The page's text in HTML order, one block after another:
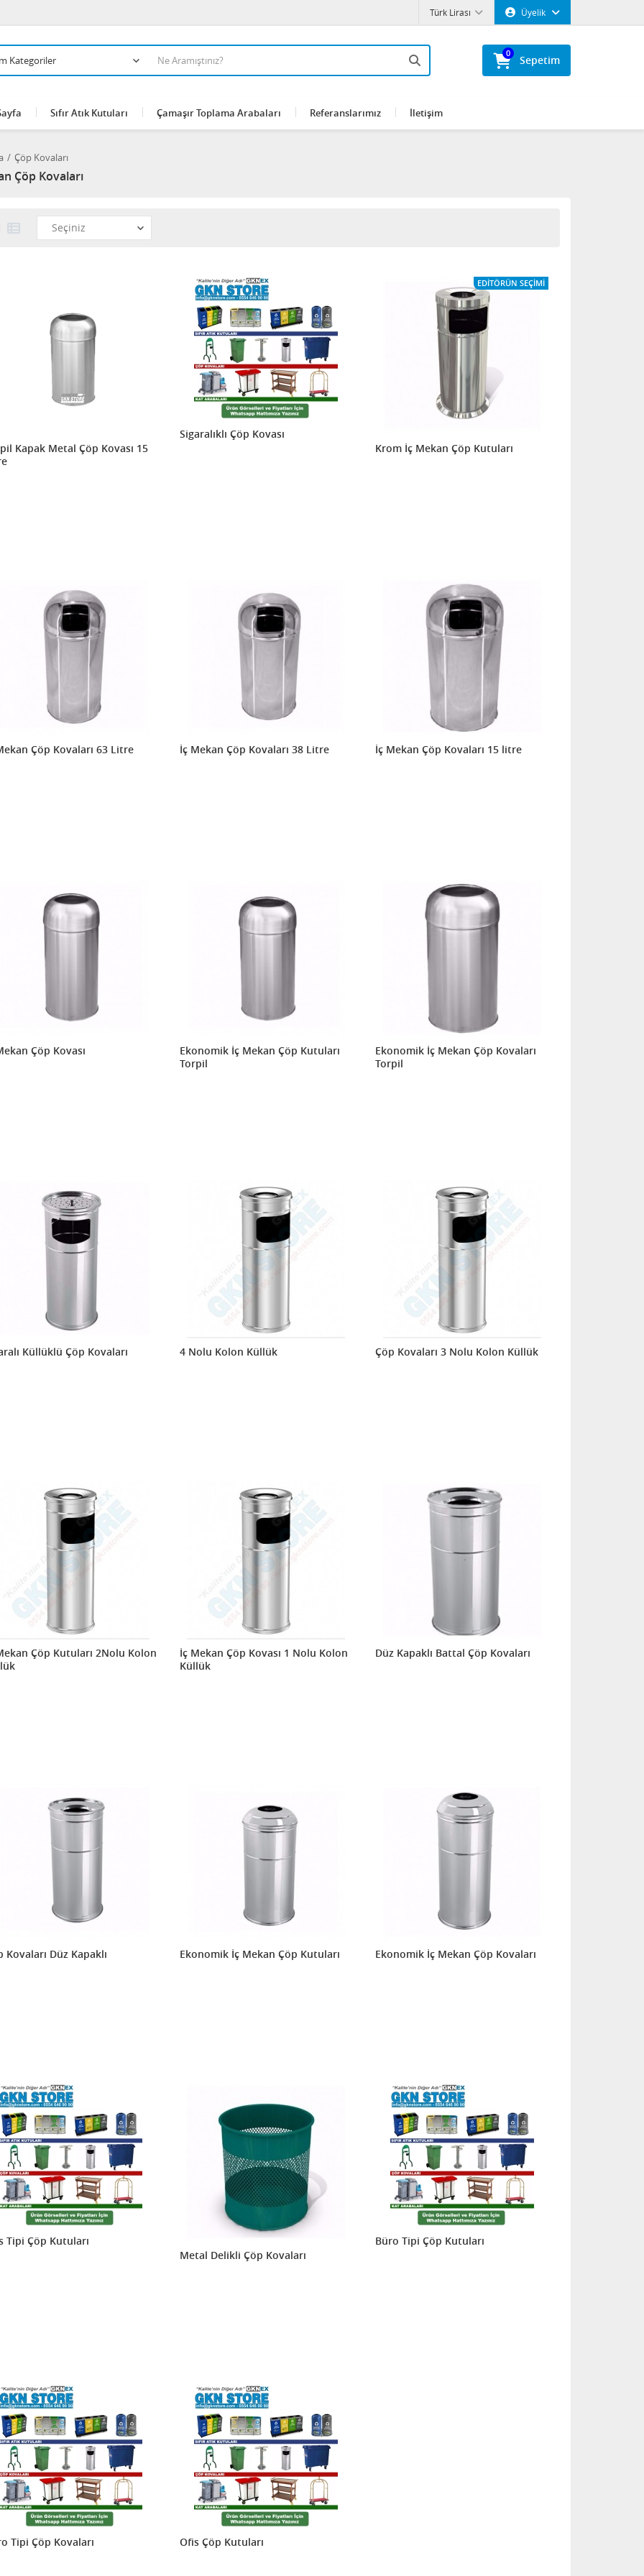
Üyelik
Türk Lirası
Sepetim
0
Sıfır Atık Kutuları Çamaşır Toplama Arabaları Referanslarımız İletişim
Çöp Kovaları
Çöp Kovaları
Kapak Metal Çöp Kovası 15
Sigaralıklı Çöp Kovası
EDITÖRÜN SEÇIMI
Krom İç Mekan Çöp Kutuları
Çöp Kovaları 63 Litre İç Mekan Çöp Kovaları 38 Litre İç Mekan Çöp Kovaları 15 litre
Çöp Kovası
Ekonomik İç Mekan Çöp Kutuları
Torpil
Ekonomik İç Mekan Çöp Kovaları
Torpil
Küllüklü Çöp Kovaları 4 Nolu Kolon Küllük Çöp Kovaları 3 Nolu Kolon Küllük
Çöp Kutuları 2Nolu Kolon
İç Mekan Çöp Kovası 1 Nolu Kolon
Küllük
Düz Kapaklı Battal Çöp Kovaları
Kovaları Düz Kapaklı Ekonomik İç Mekan Çöp Kutuları Ekonomik İç Mekan Çöp Kovaları
Tipi Çöp Kutuları
Metal Delikli Çöp Kovaları
Büro Tipi Çöp Kutuları
Tipi Çöp Kovaları Ofis Çöp Kutuları